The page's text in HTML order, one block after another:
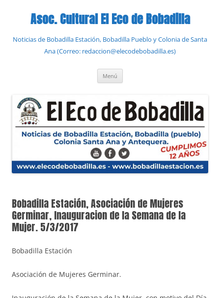
contenidoAsoc. Cultural El Eco de Bobadilla
Noticias de Bobadilla Estación, Bobadilla Pueblo y Colonia de Santa
Ana (Correo: redaccion@elecodebobadilla.es)
Menú
Bobadilla Estación, Asociación de Mujeres
Germinar, Inauguracion de la Semana de la
Mujer. 5/3/2017
Bobadilla Estación
Asociación de Mujeres Germinar.